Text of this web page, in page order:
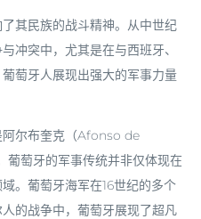
其民族的战斗精神。从中世纪
冲突中，尤其是在与西班牙、
萄牙人展现出强大的军事力量
阿尔布奎克（Afonso de
萄牙的军事传统并非仅体现在
。葡萄牙海军在16世纪的多个
的战争中，葡萄牙展现了超凡